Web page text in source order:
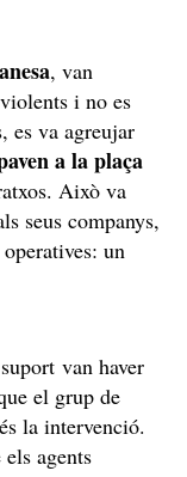
, van
i no es
es va agreujar
a la plaça
Això va
seus companys,
un
van haver
el grup de
la intervenció.
agents